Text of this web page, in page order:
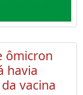
ômicron
havia
vacina